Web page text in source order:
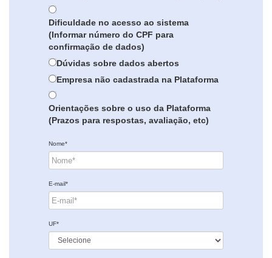
Dificuldade no acesso ao sistema
(Informar número do CPF para
confirmação de dados)
Dúvidas sobre dados abertos
Empresa não cadastrada na Plataforma
Orientações sobre o uso da Plataforma
(Prazos para respostas, avaliação, etc)
Nome*
E-mail*
UF*